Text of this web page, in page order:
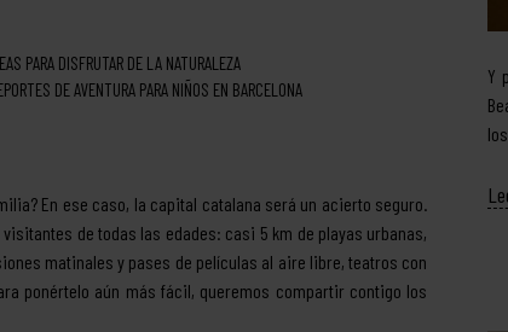
PARA DISFRUTAR DE LA NATURALEZA
DE AVENTURA PARA NIÑOS EN BARCELONA
En ese caso, la capital catalana será un acierto seguro.
de todas las edades: casi 5 km de playas urbanas,
matinales y pases de películas al aire libre, teatros con
ponértelo aún más fácil, queremos compartir contigo los
Y